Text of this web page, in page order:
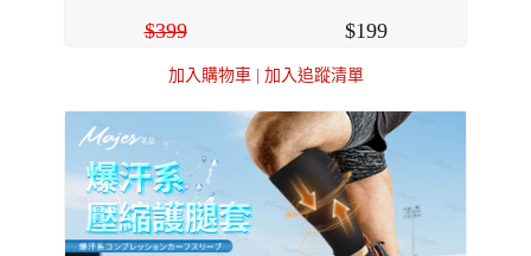
399 199
加入購物車 | 加入追蹤清單